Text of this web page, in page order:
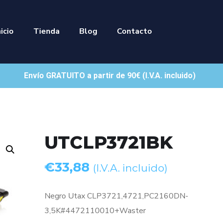
Tienda Blog Contacto
Envío GRATUITO a partir de 90€ (I.V.A. incluido)
UTCLP3721BK
€33,88 (I.V.A. incluido)
Negro Utax CLP3721,4721,PC2160DN-
3,5K#4472110010+Waster